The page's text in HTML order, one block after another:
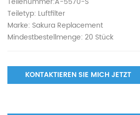
Teiletyp: Luftfilter
Marke: Sakura Replacement
Mindestbestellmenge: 20 Stück
KONTAKTIEREN SIE MICH JETZT